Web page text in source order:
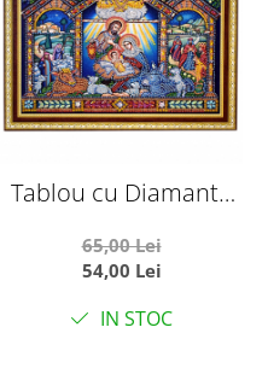
Tablou cu Diamante
Domnului, cu
Umplere partiala, cu
rama, 30x40 cm
65,00 Lei
54,00 Lei
IN STOC